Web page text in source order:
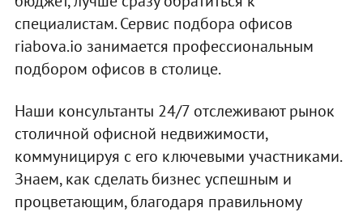
специалистам. Сервис подбора офисов
riabova.io занимается профессиональным
подбором офисов в столице.
Наши консультанты 24/7 отслеживают рынок
столичной офисной недвижимости,
коммуницируя с его ключевыми участниками.
Знаем, как сделать бизнес успешным и
процветающим, благодаря правильному